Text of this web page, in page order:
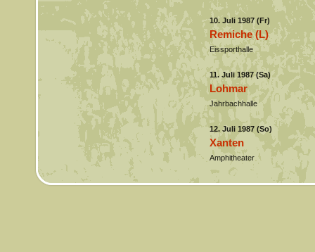
10. Juli 1987 (Fr)
Remiche (L)
Eissporthalle
11. Juli 1987 (Sa)
Lohmar
Jahrbachhalle
12. Juli 1987 (So)
Xanten
Amphitheater